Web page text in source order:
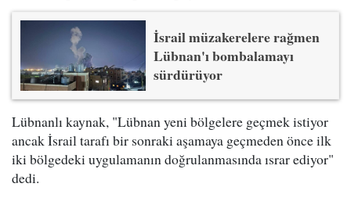
İsrail müzakerelere rağmen
Lübnan'ı bombalamayı
sürdürüyor
Lübnanlı kaynak, "Lübnan yeni bölgelere geçmek istiyor
ancak İsrail tarafı bir sonraki aşamaya geçmeden önce ilk
iki bölgedeki uygulamanın doğrulanmasında ısrar ediyor"
dedi.